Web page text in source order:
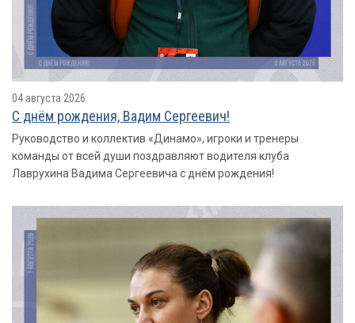
04 августа 2026
С днём рождения, Вадим Сергеевич!
Руководство и коллектив «Динамо», игроки и тренеры
команды от всей души поздравляют водителя клуба
Лаврухина Вадима Сергеевича с днём рождения!